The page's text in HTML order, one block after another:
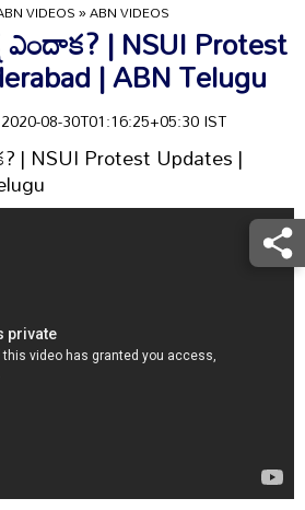
VIDEOS»ABN VIDEOS
| NSUI Protest
| ABN Telugu
08-30T01:16:25+05:30 IST
| NSUI Protest Updates |